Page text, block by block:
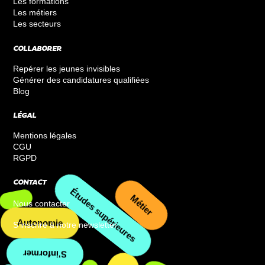
Les métiers
Les secteurs
COLLABORER
Repérer les jeunes invisibles
Générer des candidatures qualifiées
Blog
LÉGAL
Mentions légales
CGU
RGPD
CONTACT
Nous contacter
S’inscrire à notre newsletter
Études supérieures
S’informer
Autonomie